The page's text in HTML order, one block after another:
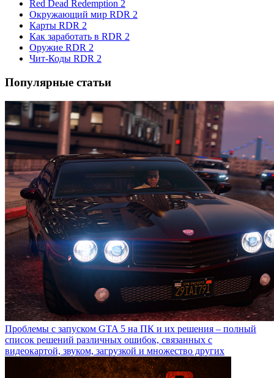
Red Dead Redemption 2
Окружающий мир RDR 2
Карты RDR 2
Как заработать в RDR 2
Оружие RDR 2
Чит-Коды RDR 2
Популярные статьи
Проблемы с запуском GTA 5 на ПК и их решения – полный
список решений различных ошибок, связанных с
видеокартой, звуком, загрузкой и множество других